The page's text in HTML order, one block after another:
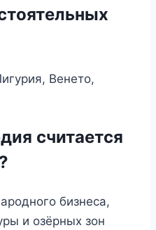
Венето,
считается
бизнеса,
и озёрных зон